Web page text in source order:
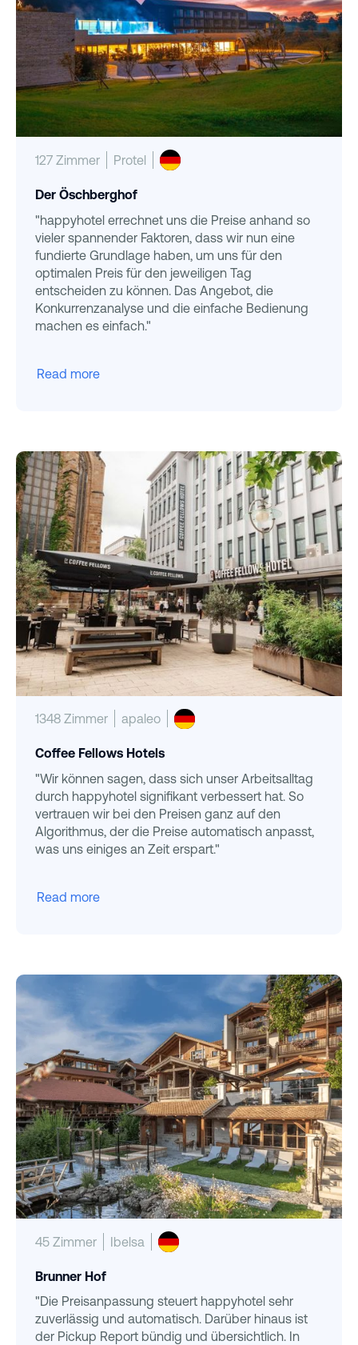
127 Zimmer Protel
Der Öschberghof
"happyhotel errechnet uns die Preise anhand so
vieler spannender Faktoren, dass wir nun eine
fundierte Grundlage haben, um uns für den
optimalen Preis für den jeweiligen Tag
entscheiden zu können. Das Angebot, die
Konkurrenzanalyse und die einfache Bedienung
machen es einfach."
Read more
1348 Zimmer apaleo
Coffee Fellows Hotels
"Wir können sagen, dass sich unser Arbeitsalltag
durch happyhotel signifikant verbessert hat. So
vertrauen wir bei den Preisen ganz auf den
Algorithmus, der die Preise automatisch anpasst,
was uns einiges an Zeit erspart."
Read more
45 Zimmer Ibelsa
Brunner Hof
"Die Preisanpassung steuert happyhotel sehr
zuverlässig und automatisch. Darüber hinaus ist
der Pickup Report bündig und übersichtlich. In